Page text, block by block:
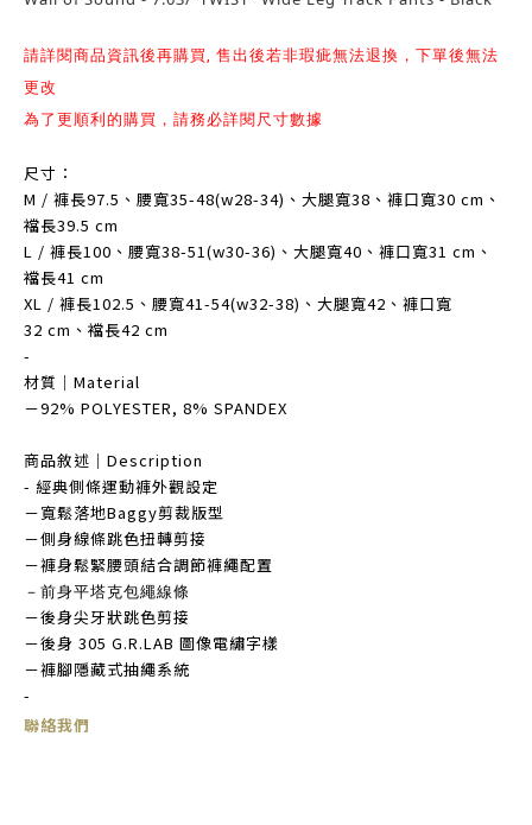
請詳閱商品資訊後再購買, 售出後若非瑕疵無法退換，下單後無法
更改
為了更順利的購買，請務必詳閱尺寸數據
尺寸：
M / 褲長97.5、腰寬35-48(w28-34)、大腿寬38、褲口寬30 cm、
襠長39.5 cm
L / 褲長100、腰寬38-51(w30-36)、大腿寬40、褲口寬31 cm、
襠長41 cm
XL / 褲長102.5、腰寬41-54(w32-38)、大腿寬42、褲口寬
32 cm、襠長42 cm
-
材質｜Material
－92% POLYESTER, 8% SPANDEX
商品敘述｜Description
- 經典側條運動褲外觀設定
－寬鬆落地Baggy剪裁版型
－側身線條跳色扭轉剪接
－褲身鬆緊腰頭結合調節褲繩配置
－ 前身平塔克包繩線條
－後身尖牙狀跳色剪接
－後身 305 G.R.LAB 圖像電繡字樣
－褲腳隱藏式抽繩系統
-
聯絡我們